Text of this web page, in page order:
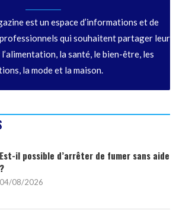
est un espace d’informations et de
qui souhaitent partager leur
la santé, le bien-être, les
la mode et la maison.
Est-il possible d’arrêter de fumer sans aide
?
04/08/2026